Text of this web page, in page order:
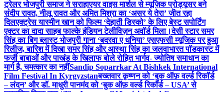
ट्रेलर भोजपुरी समाज ने सराहाएयर वाइस मार्शल से म्यूज़िक प्रोड्यूसर बने
संदीप रावत, नीलू रावत और अमित मिश्रा का ‘असर ये तेरा’ जीत रहा
दिलएक्ट्रेस यास्मीन खान को फिल्म ‘देहाती डिस्को’ के लिए बेस्ट सपोर्टिंग
एक्टर का दादा साहब फाल्के इंडियन टेलीविज़न अवॉर्ड मिला।देसी स्टार समर
सिंह का बिग ब्लास्ट भोजपुरी गाना ‘बदरवा ए धनिया’ एसएफसी म्यूजिक पर हुआ
रिलीज, बारिश में दिखा समर सिंह और आस्था सिंह का जलवाभारत पॉडकास्ट में
फर्जी बाबाओं और पाखंड के खिलाफ बोले रोहित भार्गव- ज्योतिष समाधान का
मार्ग है, चमत्कार का नहींSandip Soparrkar At Bishkek International
Film Festival In Kyrgyzstanबख्तवार कृष्णन को ‘बुक ऑफ़ वर्ल्ड रिकॉर्ड
– लंदन’ और डॉ. माधुरी पानमंद को ‘बुक ऑफ़ वर्ल्ड रिकॉर्ड – USA’ से